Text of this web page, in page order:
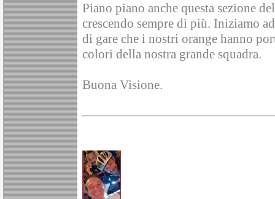
Piano piano anche questa sezione
crescendo sempre di più. Iniziamo
di gare che i nostri orange hanno
colori della nostra grande squadra.
Buona Visione.